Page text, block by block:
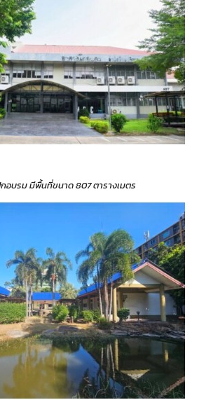
อบรม มีพื้นที่ขนาด 807 ตารางเมตร